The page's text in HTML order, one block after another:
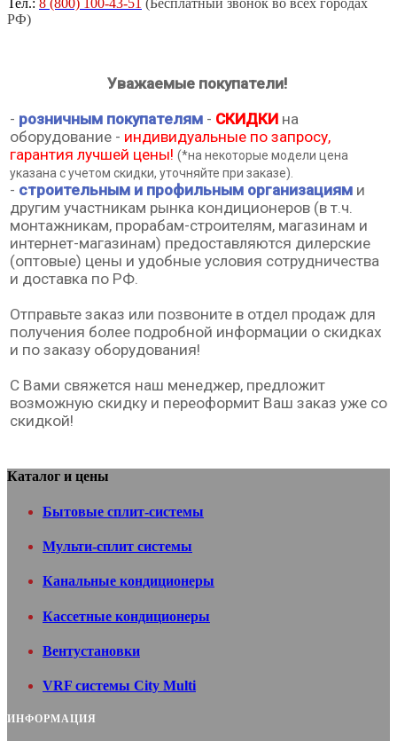
Тел.: 8 (800) 100-43-51 (Бесплатный звонок во всех городах
РФ)
Уважаемые покупатели!
- розничным покупателям - СКИДКИ на
оборудование - индивидуальные по запросу,
гарантия лучшей цены! (*на некоторые модели цена
указана с учетом скидки, уточняйте при заказе).
- строительным и профильным организациям и
другим участникам рынка кондиционеров (в т.ч.
монтажникам, прорабам-строителям, магазинам и
интернет-магазинам) предоставляются дилерские
(оптовые) цены и удобные условия сотрудничества
и доставка по РФ.
Отправьте заказ или позвоните в отдел продаж для
получения более подробной информации о скидках
и по заказу оборудования!
С Вами свяжется наш менеджер, предложит
возможную скидку и переоформит Ваш заказ уже со
скидкой!
Каталог и цены
Бытовые сплит-системы
Мульти-сплит системы
Канальные кондиционеры
Кассетные кондиционеры
Вентуcтановки
VRF системы City Multi
ИНФОРМАЦИЯ